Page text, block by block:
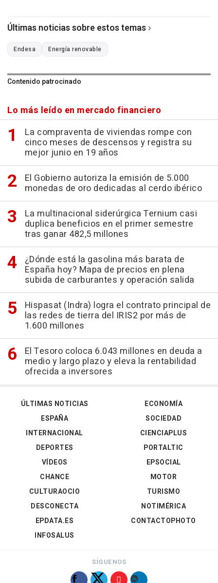
Últimas noticias sobre estos temas
Endesa Energía renovable
Contenido patrocinado
Lo más leído en mercado financiero
La compraventa de viviendas rompe con
cinco meses de descensos y registra su
mejor junio en 19 años
El Gobierno autoriza la emisión de 5.000
monedas de oro dedicadas al cerdo ibérico
La multinacional siderúrgica Ternium casi
duplica beneficios en el primer semestre
tras ganar 482,5 millones
¿Dónde está la gasolina más barata de
España hoy? Mapa de precios en plena
subida de carburantes y operación salida
Hispasat (Indra) logra el contrato principal de
las redes de tierra del IRIS2 por más de
1.600 millones
El Tesoro coloca 6.043 millones en deuda a
medio y largo plazo y eleva la rentabilidad
ofrecida a inversores
ÚLTIMAS NOTICIAS
ESPAÑA
INTERNACIONAL
DEPORTES
VÍDEOS
ECONOMÍA
SOCIEDAD
CIENCIAPLUS
PORTALTIC
EPSOCIAL
CHANCE
CULTURAOCIO
DESCONECTA
EPDATA.ES
INFOSALUS
MOTOR
TURISMO
NOTIMÉRICA
CONTACTOPHOTO
SÍGUENOS